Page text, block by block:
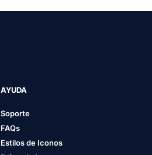
AYUDA
Soporte
FAQs
Estilos de Iconos